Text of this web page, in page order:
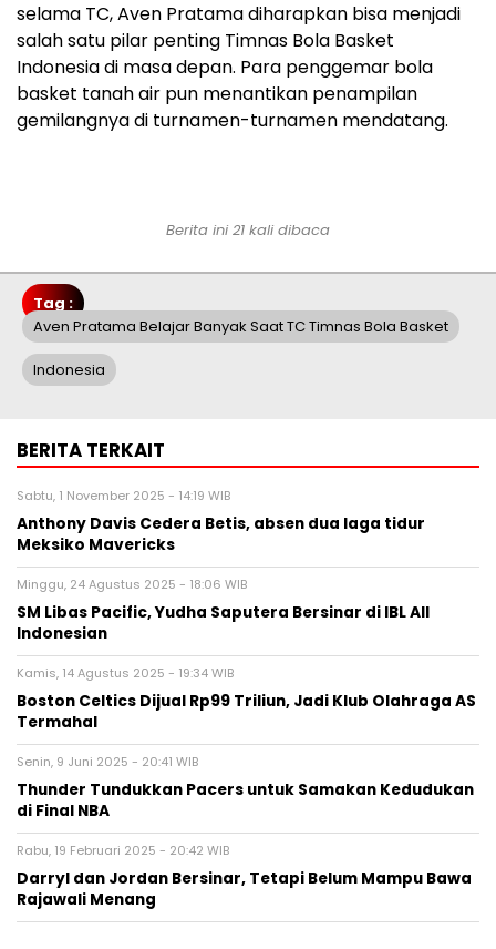
selama TC, Aven Pratama diharapkan bisa menjadi
salah satu pilar penting Timnas Bola Basket
Indonesia di masa depan. Para penggemar bola
basket tanah air pun menantikan penampilan
gemilangnya di turnamen-turnamen mendatang.
Berita ini 21 kali dibaca
Tag :
Aven Pratama Belajar Banyak Saat TC Timnas Bola Basket
Indonesia
BERITA TERKAIT
Sabtu, 1 November 2025 - 14:19 WIB
Anthony Davis Cedera Betis, absen dua laga tidur
Meksiko Mavericks
Minggu, 24 Agustus 2025 - 18:06 WIB
SM Libas Pacific, Yudha Saputera Bersinar di IBL All
Indonesian
Kamis, 14 Agustus 2025 - 19:34 WIB
Boston Celtics Dijual Rp99 Triliun, Jadi Klub Olahraga AS
Termahal
Senin, 9 Juni 2025 - 20:41 WIB
Thunder Tundukkan Pacers untuk Samakan Kedudukan
di Final NBA
Rabu, 19 Februari 2025 - 20:42 WIB
Darryl dan Jordan Bersinar, Tetapi Belum Mampu Bawa
Rajawali Menang